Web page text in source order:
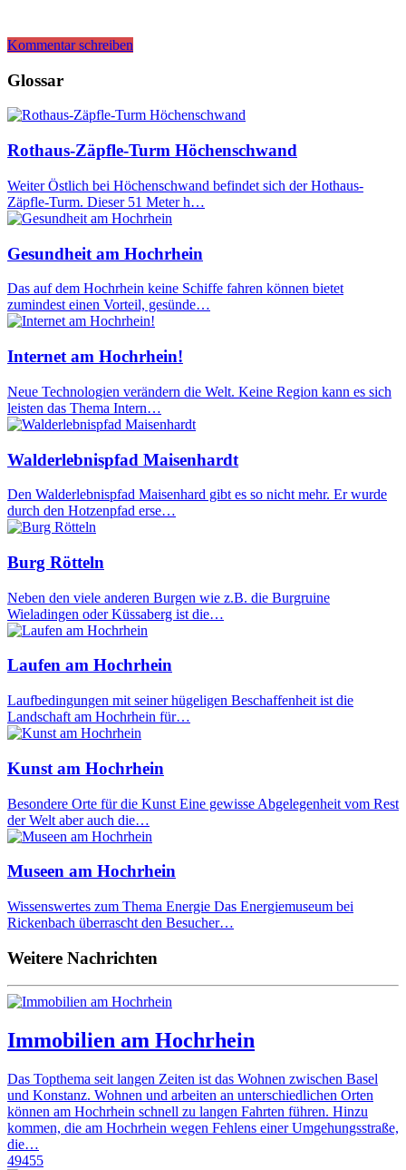
Kommentar schreiben
Glossar
Rothaus-Zäpfle-Turm Höchenschwand
Weiter Östlich bei Höchenschwand befindet sich der Hothaus-
Zäpfle-Turm. Dieser 51 Meter h…
Gesundheit am Hochrhein
Das auf dem Hochrhein keine Schiffe fahren können bietet
zumindest einen Vorteil, gesünde…
Internet am Hochrhein!
Neue Technologien verändern die Welt. Keine Region kann es sich
leisten das Thema Intern…
Walderlebnispfad Maisenhardt
Den Walderlebnispfad Maisenhard gibt es so nicht mehr. Er wurde
durch den Hotzenpfad erse…
Burg Rötteln
Neben den viele anderen Burgen wie z.B. die Burgruine
Wieladingen oder Küssaberg ist die…
Laufen am Hochrhein
Laufbedingungen mit seiner hügeligen Beschaffenheit ist die
Landschaft am Hochrhein für…
Kunst am Hochrhein
Besondere Orte für die Kunst Eine gewisse Abgelegenheit vom Rest
der Welt aber auch die…
Museen am Hochrhein
Wissenswertes zum Thema Energie Das Energiemuseum bei
Rickenbach überrascht den Besucher…
Weitere Nachrichten
Immobilien am Hochrhein
Das Topthema seit langen Zeiten ist das Wohnen zwischen Basel
und Konstanz. Wohnen und arbeiten an unterschiedlichen Orten
können am Hochrhein schnell zu langen Fahrten führen. Hinzu
kommen, die am Hochrhein wegen Fehlens einer Umgehungsstraße,
die…
49455